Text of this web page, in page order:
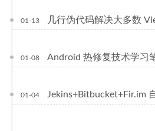
01-13 几行伪代码解决大多数
01-08 Android 热修复技术学习
01-04 Jekins+Bitbucket+Fir.im